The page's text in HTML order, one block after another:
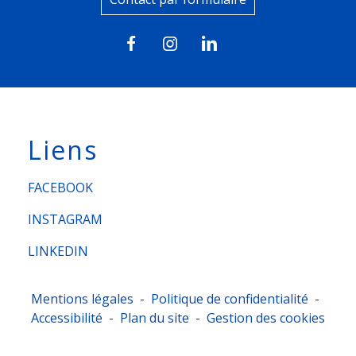
Liens
FACEBOOK
INSTAGRAM
LINKEDIN
Mentions légales - Politique de confidentialité -
Accessibilité - Plan du site - Gestion des cookies